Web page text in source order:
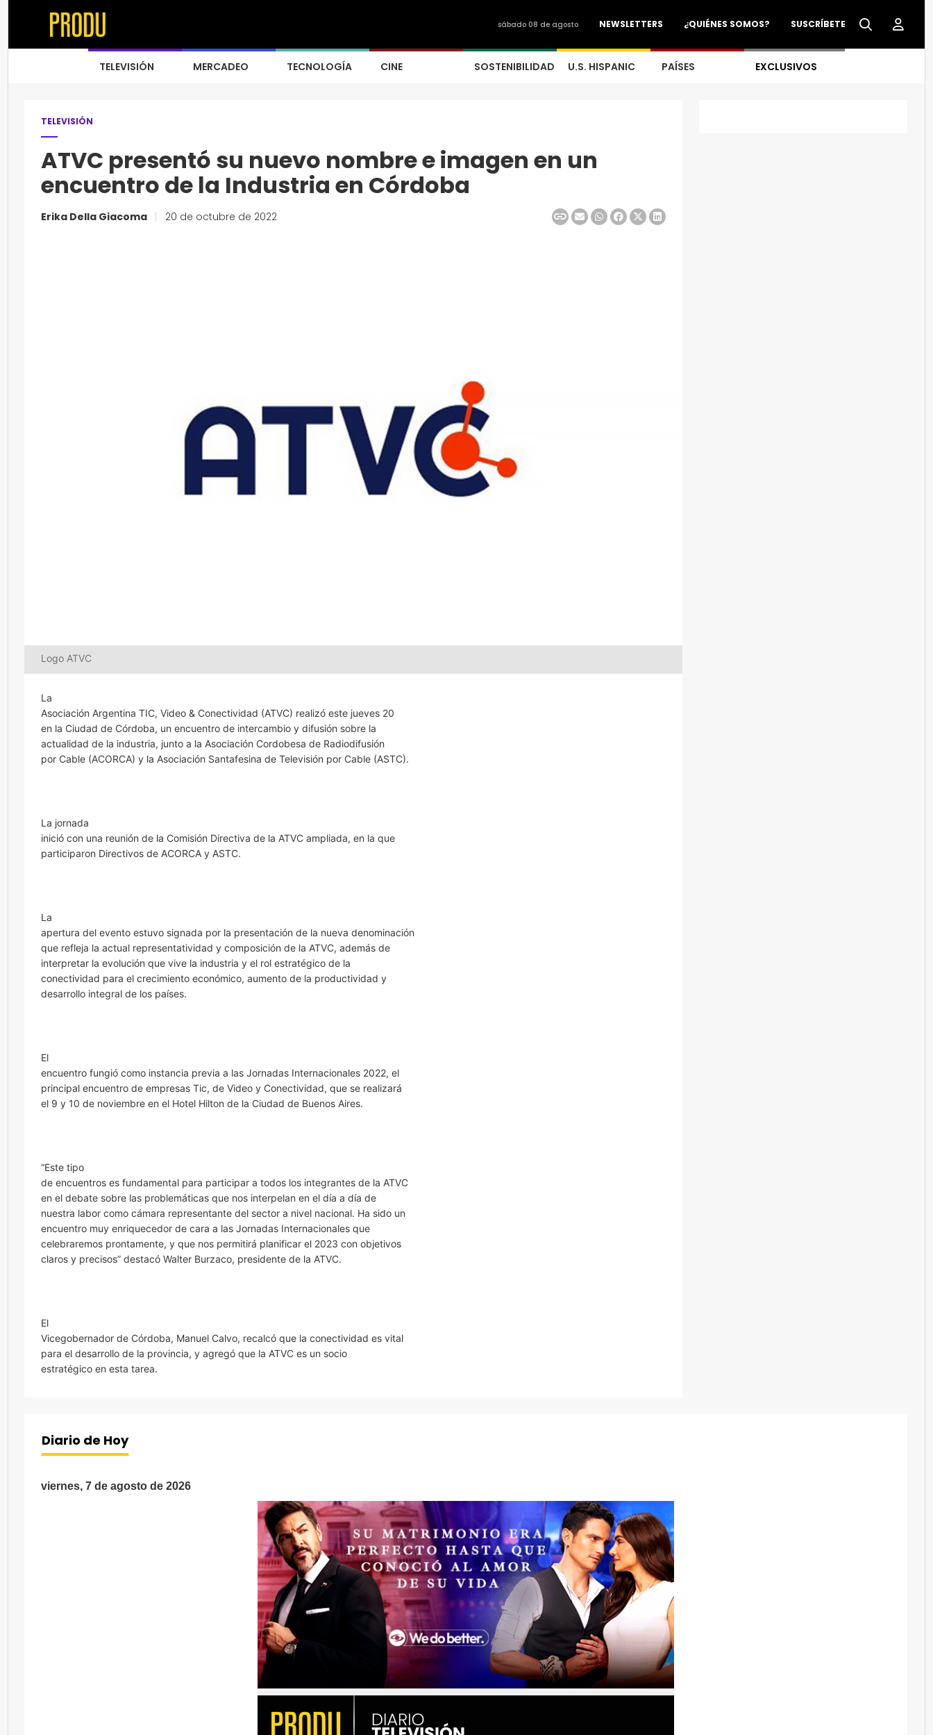
SUSCRÍBETE
¿QUIÉNES SOMOS?
NEWSLETTERS
sábado 08 de agosto
TELEVISIÓN MERCADEO TECNOLOGÍA CINE SOSTENIBILIDAD U.S. HISPANIC PAÍSES EXCLUSIVOS
TELEVISIÓN
ATVC presentó su nuevo nombre e imagen en un
encuentro de la Industria en Córdoba
Erika Della Giacoma 20 de octubre de 2022
Logo ATVC
La
Asociación Argentina TIC, Video & Conectividad (ATVC) realizó este jueves 20
en la Ciudad de Córdoba, un encuentro de intercambio y difusión sobre la
actualidad de la industria, junto a la Asociación Cordobesa de Radiodifusión
por Cable (ACORCA) y la Asociación Santafesina de Televisión por Cable (ASTC).
La jornada
inició con una reunión de la Comisión Directiva de la ATVC ampliada, en la que
participaron Directivos de ACORCA y ASTC.
La
apertura del evento estuvo signada por la presentación de la nueva denominación
que refleja la actual representatividad y composición de la ATVC, además de
interpretar la evolución que vive la industria y el rol estratégico de la
conectividad para el crecimiento económico, aumento de la productividad y
desarrollo integral de los países.
El
encuentro fungió como instancia previa a las Jornadas Internacionales 2022, el
principal encuentro de empresas Tic, de Video y Conectividad, que se realizará
el 9 y 10 de noviembre en el Hotel Hilton de la Ciudad de Buenos Aires.
“Este tipo
de encuentros es fundamental para participar a todos los integrantes de la ATVC
en el debate sobre las problemáticas que nos interpelan en el día a día de
nuestra labor como cámara representante del sector a nivel nacional. Ha sido un
encuentro muy enriquecedor de cara a las Jornadas Internacionales que
celebraremos prontamente, y que nos permitirá planificar el 2023 con objetivos
claros y precisos” destacó Walter Burzaco, presidente de la ATVC.
El
Vicegobernador de Córdoba, Manuel Calvo, recalcó que la conectividad es vital
para el desarrollo de la provincia, y agregó que la ATVC es un socio
estratégico en esta tarea.
Diario de Hoy
viernes, 7 de agosto de 2026